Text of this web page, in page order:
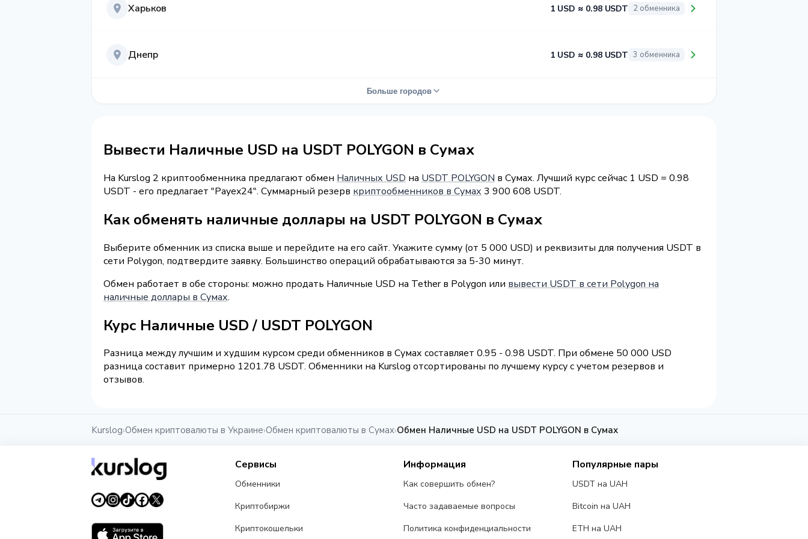
Харьков 1 USD ≈ 0.98 USDT 2 обменника
Днепр 1 USD ≈ 0.98 USDT 3 обменника
Больше городов
Вывести Наличные USD на USDT POLYGON в Сумах
На Kurslog 2 криптообменника предлагают обмен Наличных USD на USDT POLYGON в Сумах. Лучший курс сейчас 1 USD = 0.98
USDT - его предлагает "Payex24". Суммарный резерв криптообменников в Сумах 3 900 608 USDT.
Как обменять наличные доллары на USDT POLYGON в Сумах
Выберите обменник из списка выше и перейдите на его сайт. Укажите сумму (от 5 000 USD) и реквизиты для получения USDT в
сети Polygon, подтвердите заявку. Большинство операций обрабатываются за 5-30 минут.
Обмен работает в обе стороны: можно продать Наличные USD на Tether в Polygon или вывести USDT в сети Polygon на
наличные доллары в Сумах.
Курс Наличные USD / USDT POLYGON
Разница между лучшим и худшим курсом среди обменников в Сумах составляет 0.95 - 0.98 USDT. При обмене 50 000 USD
разница составит примерно 1201.78 USDT. Обменники на Kurslog отсортированы по лучшему курсу с учетом резервов и
отзывов.
Kurslog›Обмен криптовалюты в Украине›Обмен криптовалюты в Сумах›Обмен Наличные USD на USDT POLYGON в Сумах
Сервисы
Обменники
Криптобиржи
Криптокошельки
Информация
Как совершить обмен?
Часто задаваемые вопросы
Политика конфиденциальности
Популярные пары
USDT на UAH
Bitcoin на UAH
ETH на UAH